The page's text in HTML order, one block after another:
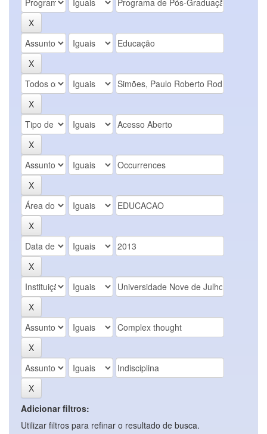
Adicionar filtros:
Utilizar filtros para refinar o resultado de busca.